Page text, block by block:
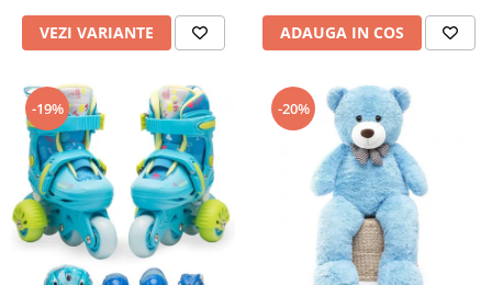
VEZI VARIANTE ADAUGA IN COS
-19% -20%